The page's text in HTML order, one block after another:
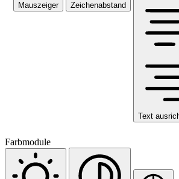
Mauszeiger Zeichenabstand
Text
Farbmodule